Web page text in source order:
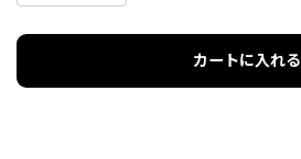
カートに入れる